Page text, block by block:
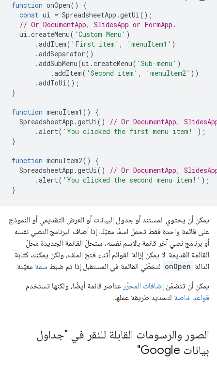
function onOpen()
{
const ui = SpreadsheetApp .getUi();
// Or DocumentApp, SlidesApp or FormApp.
ui .createMenu( 'Custom Menu' )
.addItem( 'First item' , 'menuItem1' )
.addSeparator()
.addSubMenu(ui .createMenu( 'Sub-menu' )
.addItem( 'Second item' , 'menuItem2' ))
.addToUi();
}
function menuItem1 ()
{
SpreadsheetApp .getUi()
// Or DocumentApp,
.alert( 'You clicked the first menu item!' );
}
function menuItem2()
{
SpreadsheetApp .getUi()
// Or DocumentApp,
.alert( 'You clicked the second menu item!' );
}
يمكن أن يحتوي المستند أو جدول البيانات أو العرض التقديمي أو النموذج
على قائمة واحدة فقط تحمل اسمًا معيّنًا. إذا أضاف البرنامج النصي نفسه
أو برنامج نصي آخر قائمة بالاسم نفسه، ستحلّ القائمة الجديدة محلّ
القائمة القديمة. لا يمكن إزالة القوائم أثناء فتح الملف، ولكن يمكنك كتابة
الدالة onOpen لتخطّي القائمة في المستقبل إذا تم ضبط سمة معيّنة.
يمكن أن تتضمّن إضافات المحرِّر عناصر قائمة أيضًا، ولكنها تستخدم
قواعد خاصة لتحديد طريقة عملها.
الصور والرسومات القابلة للنقر في "جداول
بيانات Google"